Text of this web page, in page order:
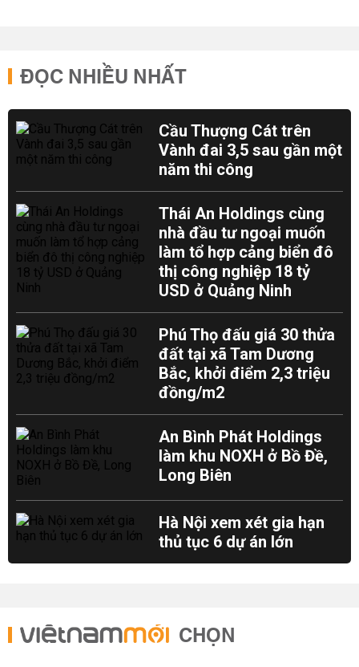
ĐỌC NHIỀU NHẤT
Cầu Thượng Cát trên
Vành đai 3,5 sau gần một
năm thi công
Thái An Holdings cùng
nhà đầu tư ngoại muốn
làm tổ hợp cảng biển đô
thị công nghiệp 18 tỷ
USD ở Quảng Ninh
Phú Thọ đấu giá 30 thửa
đất tại xã Tam Dương
Bắc, khởi điểm 2,3 triệu
đồng/m2
An Bình Phát Holdings
làm khu NOXH ở Bồ Đề,
Long Biên
Hà Nội xem xét gia hạn
thủ tục 6 dự án lớn
CHỌN